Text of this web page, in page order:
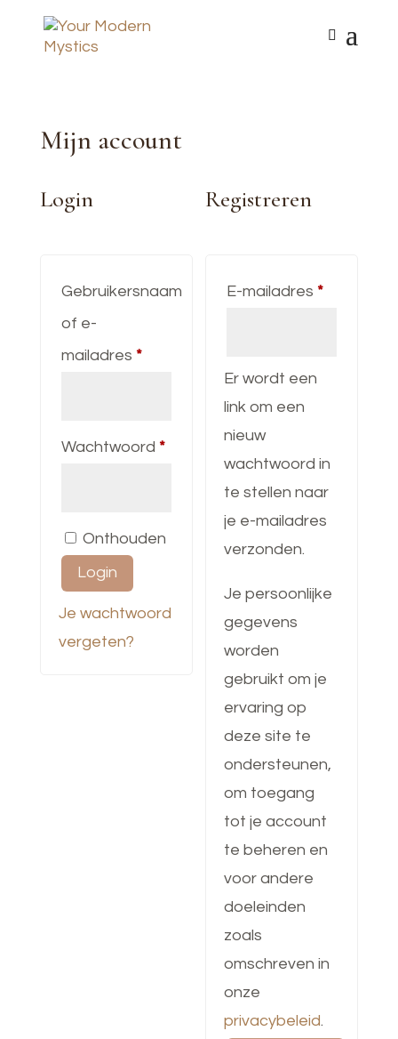
Mijn account
Login
Gebruikersnaam
of e-
mailadres *Vereist
Wachtwoord *Vereist
Onthouden
Login
Je wachtwoord
vergeten?
Registreren
E-mailadres *Vereist
Er wordt een
link om een
nieuw
wachtwoord in
te stellen naar
je e-mailadres
verzonden.
Je persoonlijke
gegevens
worden
gebruikt om je
ervaring op
deze site te
ondersteunen,
om toegang
tot je account
te beheren en
voor andere
doeleinden
zoals
omschreven in
onze
privacybeleid.